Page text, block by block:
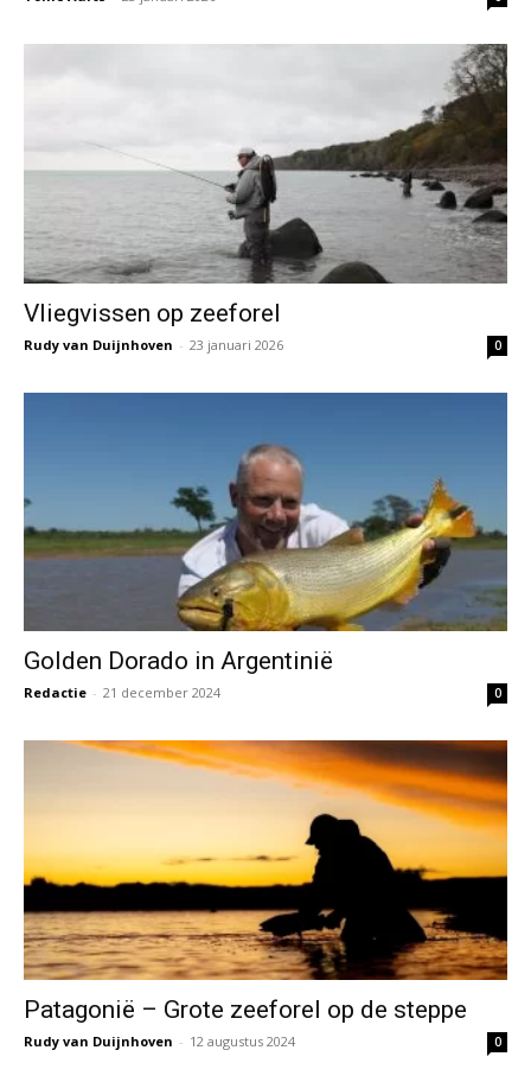
Vliegvissen op zeeforel
Rudy van Duijnhoven - 23 januari 2026 0
Golden Dorado in Argentinië
Redactie - 21 december 2024 0
Patagonië – Grote zeeforel op de steppe
Rudy van Duijnhoven - 12 augustus 2024 0